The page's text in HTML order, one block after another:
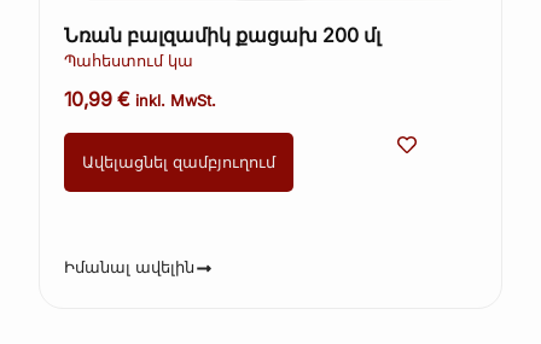
Նռան բալզամիկ քացախ 200 մլ
Պահեստում կա
10,99€ inkl. MwSt.
Ավելացնել զամբյուղում
Իմանալ ավելին